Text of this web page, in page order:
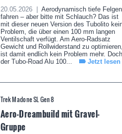
20.05.2026 |
Aerodynamisch tiefe Felgen
fahren – aber bitte mit Schlauch? Das ist
mit dieser neuen Version des Tubolito
Problem, die über einen 100 mm langen
Ventilschaft verfügt. Am Aero-Radsatz
Gewicht und Rollwiderstand zu
ist damit endlich kein Problem mehr. Doch
der Tubo-Road Alu 100...
Jetzt lesen
Trek Madone SL Gen 8
Aero-Dreambuild mit Gravel-
Gruppe